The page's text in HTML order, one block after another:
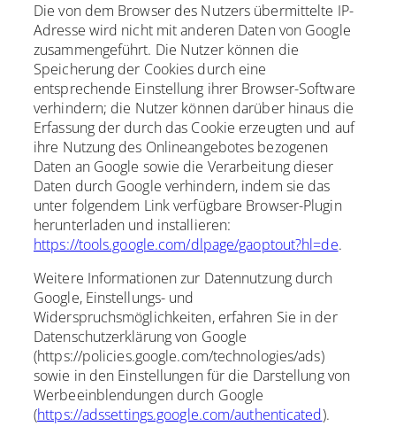
Die von dem Browser des Nutzers übermittelte IP-
Adresse wird nicht mit anderen Daten von Google
zusammengeführt. Die Nutzer können die
Speicherung der Cookies durch eine
entsprechende Einstellung ihrer Browser-Software
verhindern; die Nutzer können darüber hinaus die
Erfassung der durch das Cookie erzeugten und auf
ihre Nutzung des Onlineangebotes bezogenen
Daten an Google sowie die Verarbeitung dieser
Daten durch Google verhindern, indem sie das
unter folgendem Link verfügbare Browser-Plugin
herunterladen und installieren:
https://tools.google.com/dlpage/gaoptout?hl=de.
Weitere Informationen zur Datennutzung durch
Google, Einstellungs- und
Widerspruchsmöglichkeiten, erfahren Sie in der
Datenschutzerklärung von Google
(https://policies.google.com/technologies/ads)
sowie in den Einstellungen für die Darstellung von
Werbeeinblendungen durch Google
(https://adssettings.google.com/authenticated).